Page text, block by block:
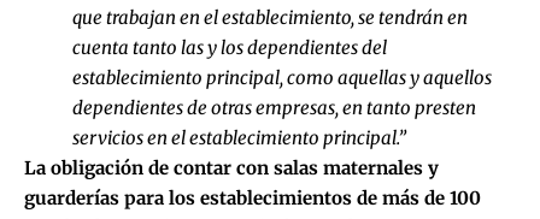
que trabajan en el establecimiento, se tendrán en
cuenta tanto las y los dependientes del
establecimiento principal, como aquellas y aquellos
dependientes de otras empresas, en tanto presten
servicios en el establecimiento principal.”
La obligación de contar con salas maternales y
guarderías para los establecimientos de más de 100